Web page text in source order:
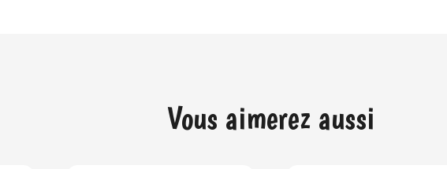
Vous aimerez aussi